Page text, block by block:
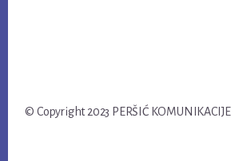
© Copyright 2023 PERŠIĆ KOMUNIKACIJE